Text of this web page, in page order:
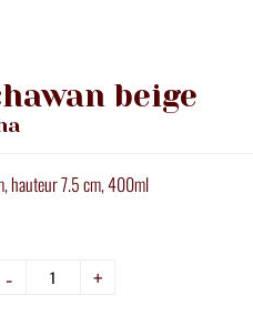
beige
hauteur 7.5 cm, 400ml
- +